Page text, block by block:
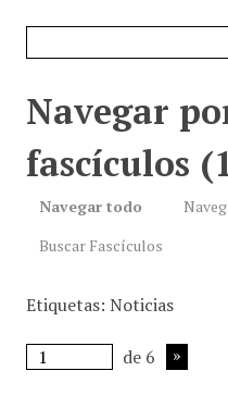
Navegar
fascículos
Navegar todo
Buscar Fascículos
Etiquetas: Noticias
de 6